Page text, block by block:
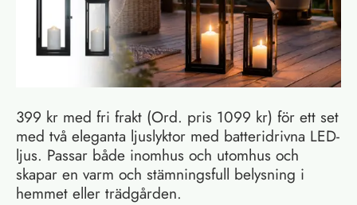
399 kr med fri frakt (Ord. pris 1099 kr) för ett set
med två eleganta ljuslyktor med batteridrivna LED-
ljus. Passar både inomhus och utomhus och
skapar en varm och stämningsfull belysning i
hemmet eller trädgården.